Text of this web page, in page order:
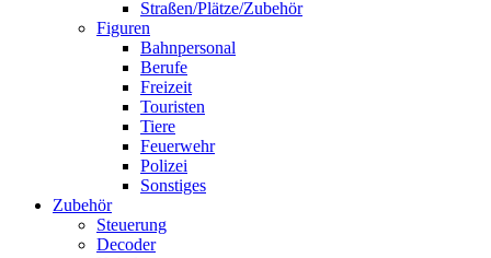
Straßen/Plätze/Zubehör
Figuren
Bahnpersonal
Berufe
Freizeit
Touristen
Tiere
Feuerwehr
Polizei
Sonstiges
Zubehör
Steuerung
Decoder